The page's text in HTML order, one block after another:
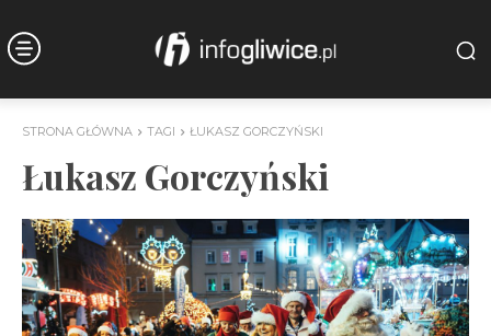
STRONA GŁÓWNA TAGI ŁUKASZ GORCZYŃSKI
Łukasz Gorczyński